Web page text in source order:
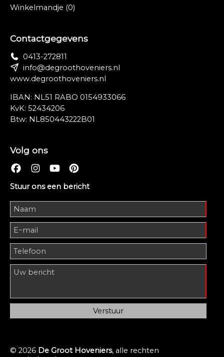
Winkelmandje (0)
Contactgegevens
0413-272811
info@degroothoveniers.nl
www.degroothoveniers.nl
IBAN: NL51 RABO 0154933066
KvK: 52434206
Btw: NL850443222B01
Volg ons
Stuur ons een bericht
© 2026 De Groot Hoveniers, alle rechten